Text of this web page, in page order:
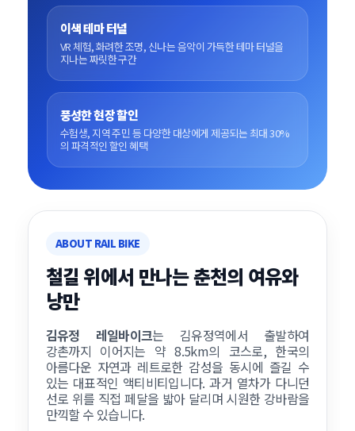
이색 테마 터널
VR 체험, 화려한 조명, 신나는 음악이 가득한 테마 터널을
지나는 짜릿한 구간
풍성한 현장 할인
수험생, 지역 주민 등 다양한 대상에게 제공되는 최대 30%
의 파격적인 할인 혜택
ABOUT RAIL BIKE
철길 위에서 만나는 춘천의 여유와
낭만
김유정 레일바이크는 김유정역에서 출발하여
강촌까지 이어지는 약 8.5km의 코스로, 한국의
아름다운 자연과 레트로한 감성을 동시에 즐길 수
있는 대표적인 액티비티입니다. 과거 열차가 다니던
선로 위를 직접 페달을 밟아 달리며 시원한 강바람을
만끽할 수 있습니다.